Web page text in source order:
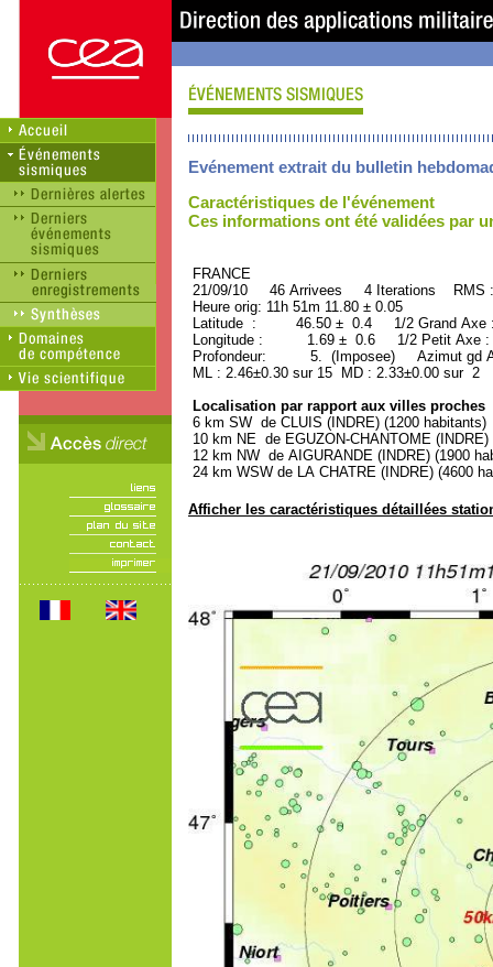
Evénement extrait du bulletin
Caractéristiques de l'événement
Ces informations ont été validées par
FRANCE ORID :
21/09/10 46 Arrivees 4 Iterations RMS
Heure orig: 11h 51m 11.80 ± 0.05
Latitude : 46.50 ± 0.4 1/2 Grand
Longitude : 1.69 ± 0.6 1/2 Petit Axe
Profondeur: 5. (Imposee) Azimut gd
ML : 2.46±0.30 sur 15 MD : 2.33±0.00 sur 2
Localisation par rapport aux villes proches
6 km SW de CLUIS (INDRE) (1200 habitants)
10 km NE de EGUZON-CHANTOME (INDRE)
12 km NW de AIGURANDE (INDRE) (1900
24 km WSW de LA CHATRE (INDRE) (4600
Afficher les caractéristiques détaillées